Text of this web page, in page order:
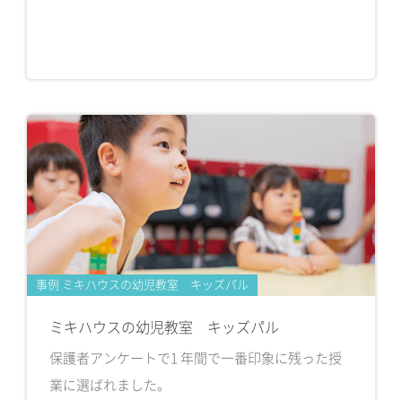
事例 ミキハウスの幼児教室 キッズパル
ミキハウスの幼児教室 キッズパル
保護者アンケートで1 年間で一番印象に残った授
業に選ばれました。